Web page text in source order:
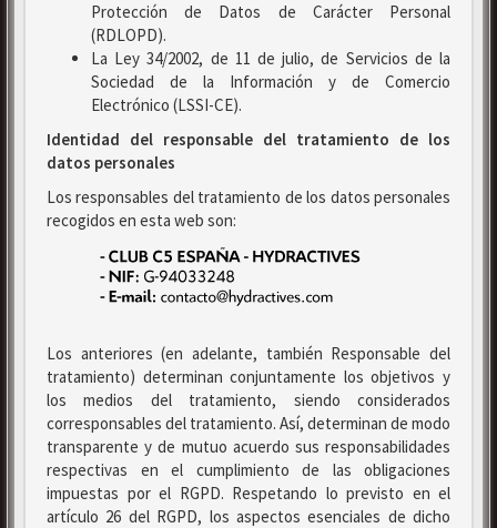
Protección de Datos de Carácter Personal
(RDLOPD).
La Ley 34/2002, de 11 de julio, de Servicios de la
Sociedad de la Información y de Comercio
Electrónico (LSSI-CE).
Identidad del responsable del tratamiento de los
datos personales
Los responsables del tratamiento de los datos personales
recogidos en esta web son:
Los anteriores (en adelante, también Responsable del
tratamiento) determinan conjuntamente los objetivos y
los medios del tratamiento, siendo considerados
corresponsables del tratamiento. Así, determinan de modo
transparente y de mutuo acuerdo sus responsabilidades
respectivas en el cumplimiento de las obligaciones
impuestas por el RGPD. Respetando lo previsto en el
artículo 26 del RGPD, los aspectos esenciales de dicho